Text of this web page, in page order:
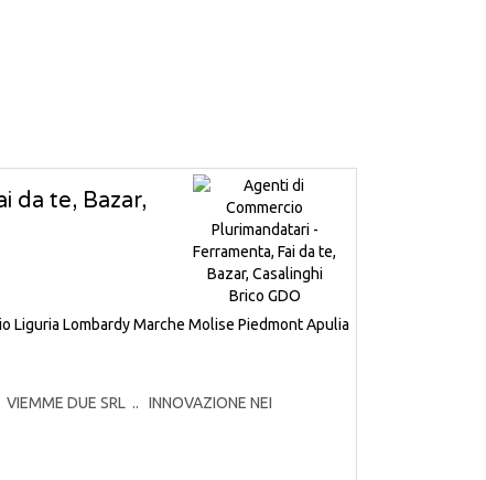
da te, Bazar,
Liguria LombardyMarche Molise PiedmontApulia
DUE SRL .. INNOVAZIONE NEI